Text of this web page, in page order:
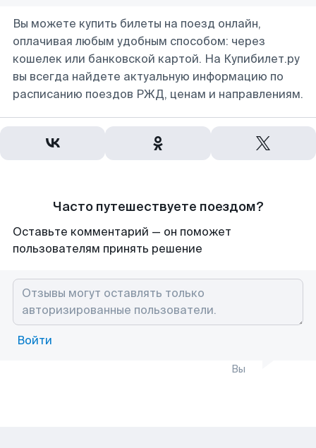
Вы можете купить билеты на поезд онлайн,
оплачивая любым удобным способом: через
кошелек или банковской картой. На Купибилет.ру
вы всегда найдете актуальную информацию по
расписанию поездов РЖД, ценам и направлениям.
Часто путешествуете поездом?
Оставьте комментарий — он поможет
пользователям принять решение
Войти
Вы